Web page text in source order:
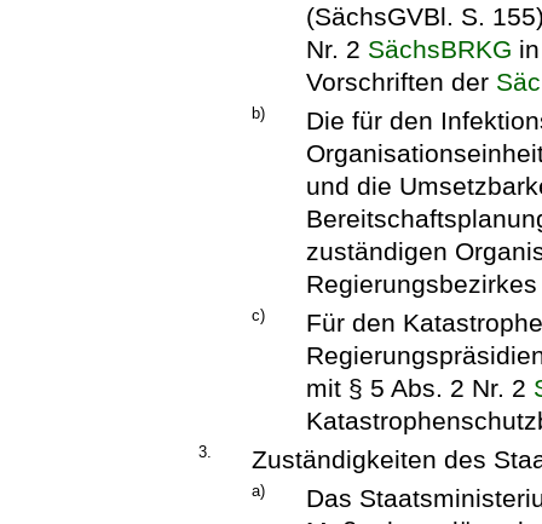
(SächsGVBl. S.
Nr. 2 SächsBRKG
Vorschriften der
b)
Die für den
und die
zuständigen
c)
Für den
mit § 5 Abs. 2 Nr. 2
3. Zuständigkeiten des
a)
Das